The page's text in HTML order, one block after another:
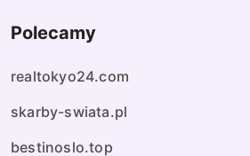
Polecamy
realtokyo24.com
skarby-swiata.pl
bestinoslo.top